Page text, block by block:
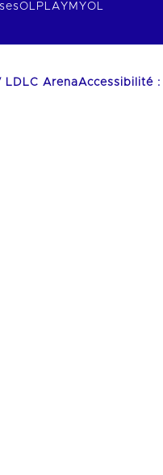
OLPLAY MYOL
LDLC ArenaAccessibilité